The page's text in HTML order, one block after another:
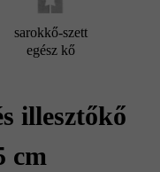
sarokkő-szett
egész kő
illesztőkő
cm